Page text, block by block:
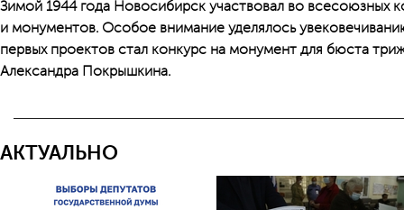
Зимой 1944 года Новосибирск участвовал во всесоюзных
и монументов. Особое внимание уделялось
первых проектов стал конкурс на монумент для бюста
Александра Покрышкина.
АКТУАЛЬНО